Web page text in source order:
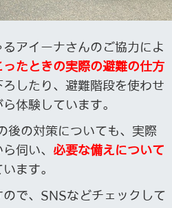
アイーナさんのご協力によ
たときの実際の避難の仕方
したり、避難階段を使わせ
体験しています。
後の対策についても、実際
伺い、 必要な備えについて
ます。
で、SNSなどチェックして